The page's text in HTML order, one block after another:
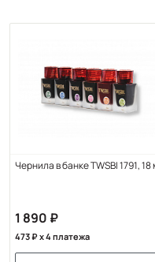
Чернила в банке TWSBI 1791, 18
1 890
473 x 4 платежа